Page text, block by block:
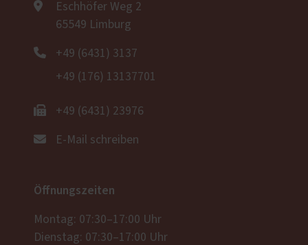
Eschhöfer Weg 2
65549 Limburg
+49 (6431) 3137
+49 (176) 13137701
+49 (6431) 23976
E-Mail schreiben
Öffnungszeiten
Montag: 07:30–17:00 Uhr
Dienstag: 07:30–17:00 Uhr